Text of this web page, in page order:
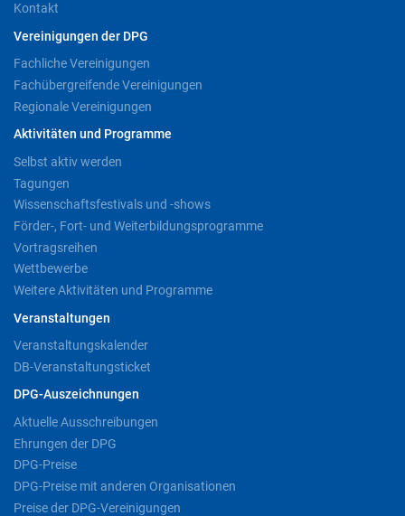
Kontakt
Vereinigungen der DPG
Fachliche Vereinigungen
Fachübergreifende Vereinigungen
Regionale Vereinigungen
Aktivitäten und Programme
Selbst aktiv werden
Tagungen
Wissenschaftsfestivals und -shows
Förder-, Fort- und Weiterbildungsprogramme
Vortragsreihen
Wettbewerbe
Weitere Aktivitäten und Programme
Veranstaltungen
Veranstaltungskalender
DB-Veranstaltungsticket
DPG-Auszeichnungen
Aktuelle Ausschreibungen
Ehrungen der DPG
DPG-Preise
DPG-Preise mit anderen Organisationen
Preise der DPG-Vereinigungen